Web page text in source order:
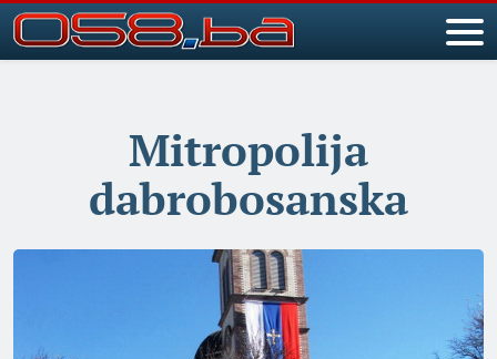
Mitropolija
dabrobosanska